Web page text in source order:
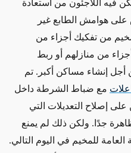
فيه اللاجئون من استعادة
هوامش الطابع غير
من تفكيك أجزاء من
أجزاء من منازلهم أو ربط
أجل إنشاء مساكن أكبر. تم
مع ضباط الشرطة داخل
على إصلاح التعديلات التي
جدًا. ولكن ذلك لم يمنع
للمخيم في اليوم التالي.